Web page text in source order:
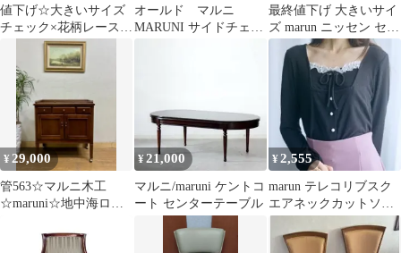
値下げ☆大きいサイズ
チェック×花柄レースデ
ザインワンピース
marun ミント
オールド マルニ
MARUNI サイドチェア
最終値下げ 大きいサイ
ズ marun ニッセン セッ
トアップ 8L 10L
¥29,000
管563☆マルニ木工
☆maruni☆地中海ロイ
フェワゴン
¥21,000
マルニ/maruni ケントコ
ート センターテーブル
¥2,555
marun テレコリブスク
エアネックカットソ